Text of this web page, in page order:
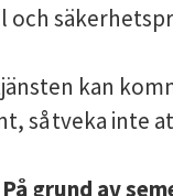
och
kan
så tveka inte
grund av